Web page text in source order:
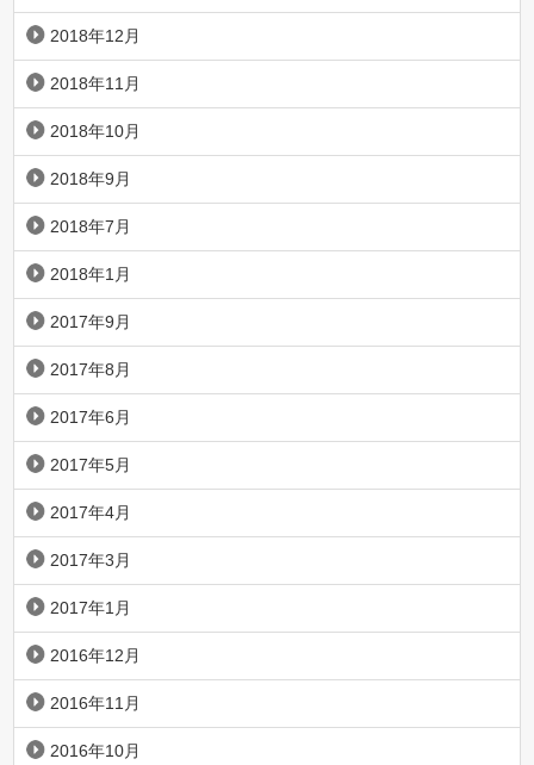
2018年12月
2018年11月
2018年10月
2018年9月
2018年7月
2018年1月
2017年9月
2017年8月
2017年6月
2017年5月
2017年4月
2017年3月
2017年1月
2016年12月
2016年11月
2016年10月